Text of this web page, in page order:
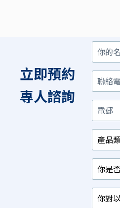
你
的
名
字
聯
絡
電
話
電
郵
產
品
類
別
相
關
行
業
你
是
否
已
經
有
相
關
產
品？
你
對
以
下
那
項
最
感
興
趣？
立即預約
專人諮詢